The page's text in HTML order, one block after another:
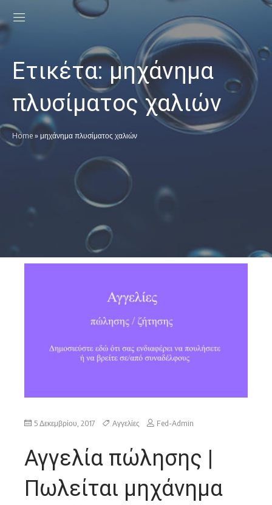
Ετικέτα:μηχάνημα
πλυσίματος χαλιών
Home » μηχάνημα πλυσίματος χαλιών
5 Δεκεμβρίου, 2017 Αγγελίες Fed-Admin
Αγγελία πώλησης |
Πωλείται μηχάνημα